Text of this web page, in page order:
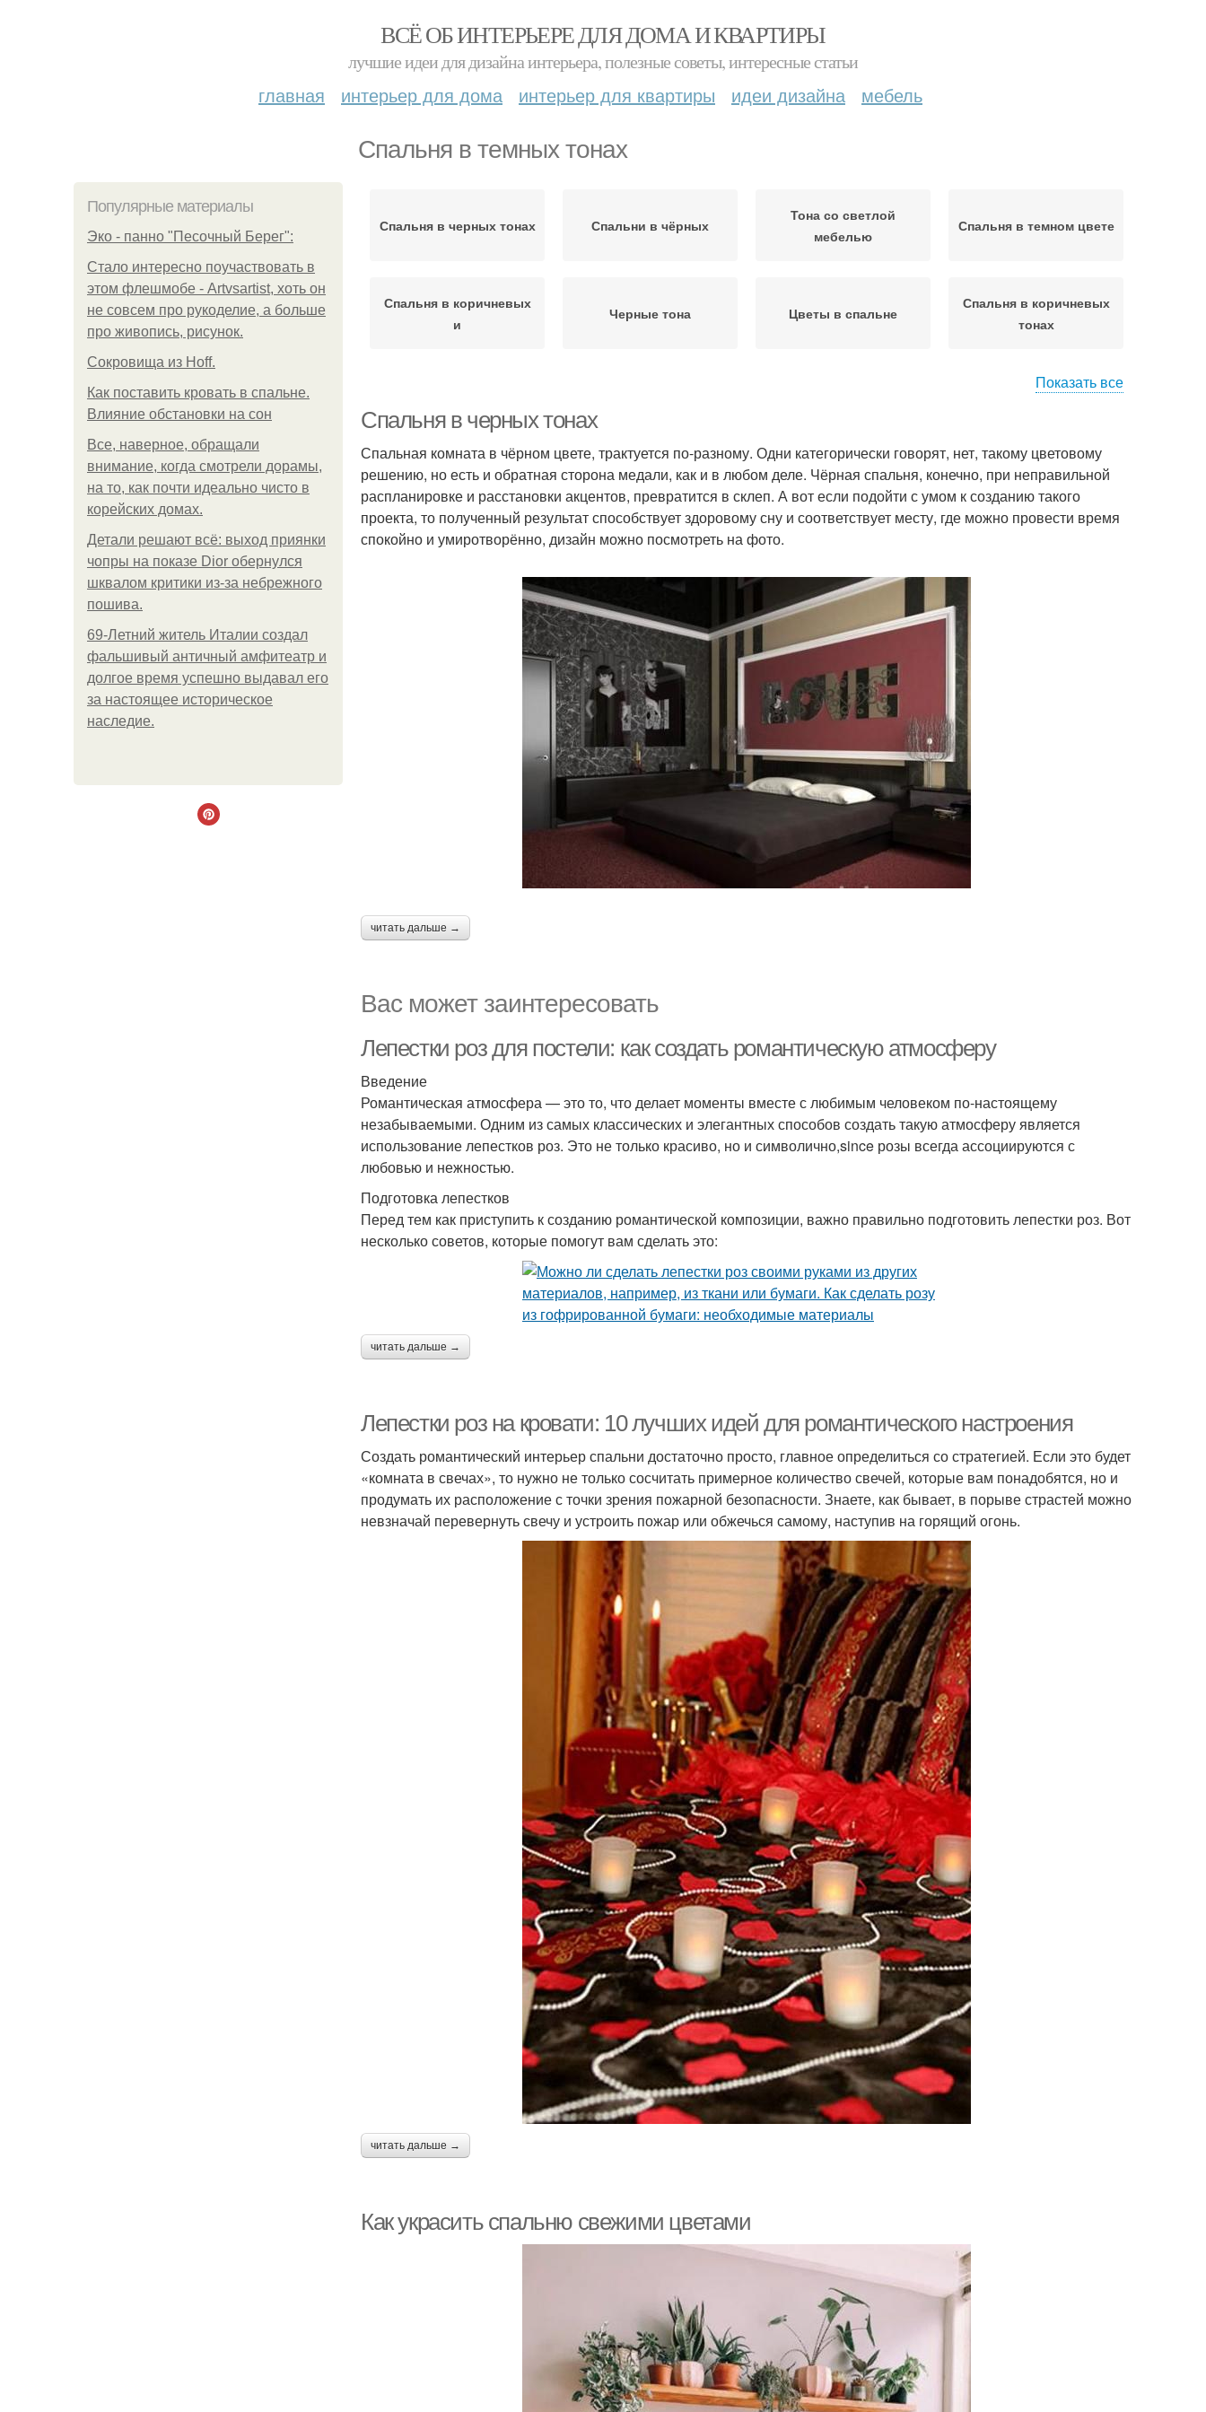
ВСЁ ОБ ИНТЕРЬЕРЕ ДЛЯ ДОМА И КВАРТИРЫ
лучшие идеи для дизайна интерьера, полезные советы, интересные статьи
главная интерьер для дома интерьер для квартиры идеи дизайна мебель
Спальня в темных тонах
Популярные материалы
Эко - панно "Песочный Берег":
Стало интересно поучаствовать в
этом флешмобе - Artvsartist, хоть он
не совсем про рукоделие, а больше
про живопись, рисунок.
Сокровища из Hoff.
Как поставить кровать в спальне.
Влияние обстановки на сон
Все, наверное, обращали
внимание, когда смотрели дорамы,
на то, как почти идеально чисто в
корейских домах.
Детали решают всё: выход приянки
чопры на показе Dior обернулся
шквалом критики из-за небрежного
пошива.
69-Летний житель Италии создал
фальшивый античный амфитеатр и
долгое время успешно выдавал его
за настоящее историческое
наследие.
Спальня в черных тонах Спальни в чёрных
Тона со светлой
мебелью
Спальня в темном цвете
Спальня в коричневых
и
Черные тона Цветы в спальне
Спальня в коричневых
тонах
Показать все
Спальня в черных тонах
Спальная комната в чёрном цвете, трактуется по-разному. Одни категорически говорят, нет, такому цветовому
решению, но есть и обратная сторона медали, как и в любом деле. Чёрная спальня, конечно, при неправильной
распланировке и расстановки акцентов, превратится в склеп. А вот если подойти с умом к созданию такого
проекта, то полученный результат способствует здоровому сну и соответствует месту, где можно провести время
спокойно и умиротворённо, дизайн можно посмотреть на фото.
читать дальше →
Вас может заинтересовать
Лепестки роз для постели: как создать романтическую атмосферу
Введение
Романтическая атмосфера — это то, что делает моменты вместе с любимым человеком по-настоящему
незабываемыми. Одним из самых классических и элегантных способов создать такую атмосферу является
использование лепестков роз. Это не только красиво, но и символично,since розы всегда ассоциируются с
любовью и нежностью.
Подготовка лепестков
Перед тем как приступить к созданию романтической композиции, важно правильно подготовить лепестки роз. Вот
несколько советов, которые помогут вам сделать это:
читать дальше →
Лепестки роз на кровати: 10 лучших идей для романтического настроения
Создать романтический интерьер спальни достаточно просто, главное определиться со стратегией. Если это будет
«комната в свечах», то нужно не только сосчитать примерное количество свечей, которые вам понадобятся, но и
продумать их расположение с точки зрения пожарной безопасности. Знаете, как бывает, в порыве страстей можно
невзначай перевернуть свечу и устроить пожар или обжечься самому, наступив на горящий огонь.
читать дальше →
Как украсить спальню свежими цветами